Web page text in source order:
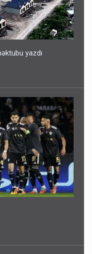
yazdı